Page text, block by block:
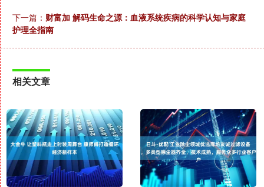
下一篇： 财富加 解码生命之源：血液系统疾病的科学认知与家庭
护理全指南
相关文章